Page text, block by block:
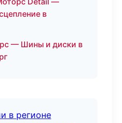
в
— Шины и диски в
в регионе